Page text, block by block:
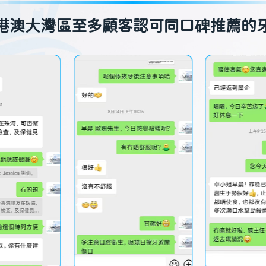
澳大灣區至多顧客認可同口碑推薦的